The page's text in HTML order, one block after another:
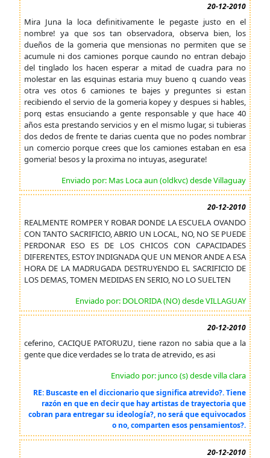
20-12-2010
Mira Juna la loca definitivamente le pegaste justo en el
nombre! ya que sos tan observadora, observa bien, los
dueños de la gomeria que mensionas no permiten que se
acumule ni dos camiones porque caundo no entran debajo
del tinglado los hacen esperar a mitad de cuadra para no
molestar en las esquinas estaria muy bueno q cuando veas
otra ves otos 6 camiones te bajes y preguntes si estan
recibiendo el servio de la gomeria kopey y despues si hables,
porq estas ensuciando a gente responsable y que hace 40
años esta prestando servicios y en el mismo lugar, si tubieras
dos dedos de frente te darias cuenta que no podes nombrar
un comercio porque crees que los camiones estaban en esa
gomeria! besos y la proxima no intuyas, asegurate!
Enviado por: Mas Loca aun (oldkvc) desde Villaguay
20-12-2010
REALMENTE ROMPER Y ROBAR DONDE LA ESCUELA OVANDO
CON TANTO SACRIFICIO, ABRIO UN LOCAL, NO, NO SE PUEDE
PERDONAR ESO ES DE LOS CHICOS CON CAPACIDADES
DIFERENTES, ESTOY INDIGNADA QUE UN MENOR ANDE A ESA
HORA DE LA MADRUGADA DESTRUYENDO EL SACRIFICIO DE
LOS DEMAS, TOMEN MEDIDAS EN SERIO, NO LO SUELTEN
Enviado por: DOLORIDA (NO) desde VILLAGUAY
20-12-2010
ceferino, CACIQUE PATORUZU, tiene razon no sabia que a la
gente que dice verdades se lo trata de atrevido, es asi
Enviado por: junco (s) desde villa clara
RE: Buscaste en el diccionario que significa atrevido?. Tiene
razón en que en decir que hay artistas de trayectoria que
cobran para entregar su ideología?, no será que equivocados
o no, comparten esos pensamientos?.
20-12-2010